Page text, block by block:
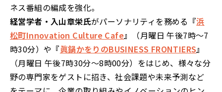
ネス番組の編成を強化。
経営学者・入山章栄氏がパーソナリティを務める 『浜
松町Innovation Culture Cafe』
（月曜日 午後7時～7
時30分）や 『眞鍋かをりのBUSINESS FRONTIERS』
（月曜日 午後7時30分～8時00分）をはじめ、様々な分
野の専門家をゲストに招き、社会課題や未来予測など